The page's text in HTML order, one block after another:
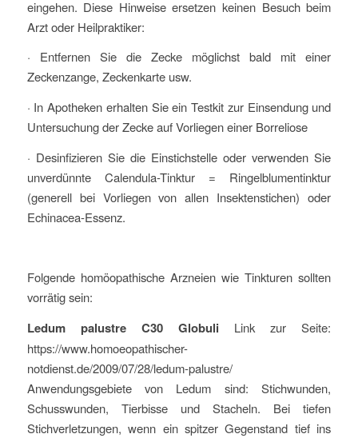
eingehen. Diese Hinweise ersetzen keinen Besuch beim
Arzt oder Heilpraktiker:
· Entfernen Sie die Zecke möglichst bald mit einer
Zeckenzange, Zeckenkarte usw.
· In Apotheken erhalten Sie ein Testkit zur Einsendung und
Untersuchung der Zecke auf Vorliegen einer Borreliose
· Desinfizieren Sie die Einstichstelle oder verwenden Sie
unverdünnte Calendula-Tinktur = Ringelblumentinktur
(generell bei Vorliegen von allen Insektenstichen) oder
Echinacea-Essenz.
Folgende homöopathische Arzneien wie Tinkturen sollten
vorrätig sein:
Ledum palustre C30 Globuli Link zur Seite:
https://www.homoeopathischer-
notdienst.de/2009/07/28/ledum-palustre/
Anwendungsgebiete von Ledum sind: Stichwunden,
Schusswunden, Tierbisse und Stacheln. Bei tiefen
Stichverletzungen, wenn ein spitzer Gegenstand tief ins